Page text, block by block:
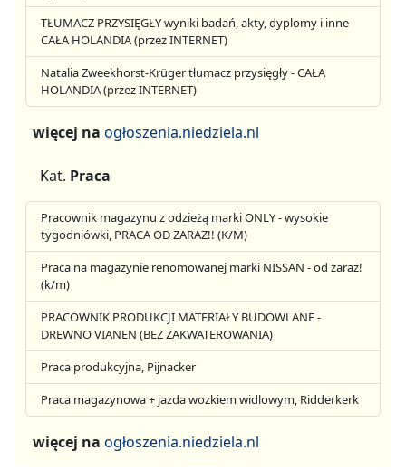
TŁUMACZ PRZYSIĘGŁY wyniki badań, akty, dyplomy i inne
CAŁA HOLANDIA (przez INTERNET)
Natalia Zweekhorst-Krüger tłumacz przysięgły - CAŁA
HOLANDIA (przez INTERNET)
więcej na ogłoszenia.niedziela.nl
Kat. Praca
Pracownik magazynu z odzieżą marki ONLY - wysokie
tygodniówki, PRACA OD ZARAZ!! (K/M)
Praca na magazynie renomowanej marki NISSAN - od zaraz!
(k/m)
PRACOWNIK PRODUKCJI MATERIAŁY BUDOWLANE -
DREWNO VIANEN (BEZ ZAKWATEROWANIA)
Praca produkcyjna, Pijnacker
Praca magazynowa + jazda wozkiem widlowym, Ridderkerk
więcej na ogłoszenia.niedziela.nl